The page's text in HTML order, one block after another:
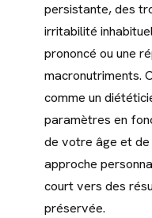
persistante, des
irritabilité
prononcé ou une
macronutriments.
comme un
paramètres en
de votre âge et de
approche
court vers des
préservée.